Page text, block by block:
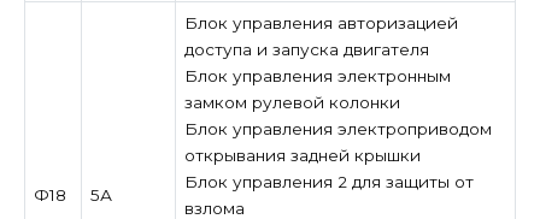
Ф18 5А
Блок управления авторизацией
доступа и запуска двигателя
Блок управления электронным
замком рулевой колонки
Блок управления электроприводом
открывания задней крышки
Блок управления 2 для защиты от
взлома